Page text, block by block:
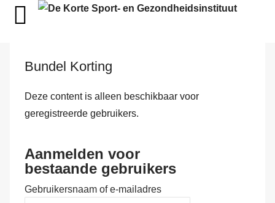
Bundel Korting
Deze content is alleen beschikbaar voor
geregistreerde gebruikers.
Aanmelden voor
bestaande gebruikers
Gebruikersnaam of e-mailadres